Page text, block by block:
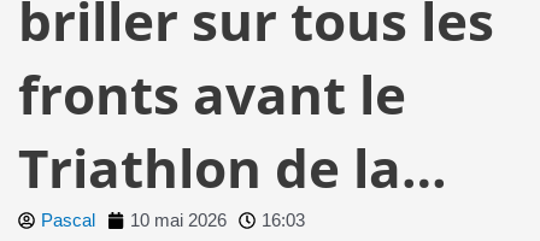
briller sur tous les
fronts avant le
Triathlon de la…
Pascal 10 mai 2026
16:03